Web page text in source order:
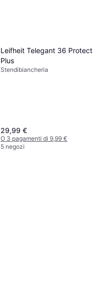
Leifheit Telegant 36 Protect
Plus
Stendibiancheria
29,99 €
O 3 pagamenti di 9,99 €
5 negozi